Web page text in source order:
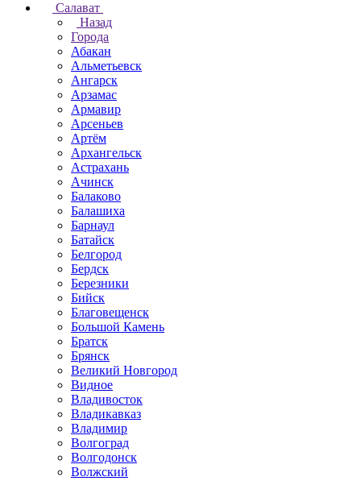
Салават
Назад
Города
Абакан
Альметьевск
Ангарск
Арзамас
Армавир
Арсеньев
Артём
Архангельск
Астрахань
Ачинск
Балаково
Балашиха
Барнаул
Батайск
Белгород
Бердск
Березники
Бийск
Благовещенск
Большой Камень
Братск
Брянск
Великий Новгород
Видное
Владивосток
Владикавказ
Владимир
Волгоград
Волгодонск
Волжский